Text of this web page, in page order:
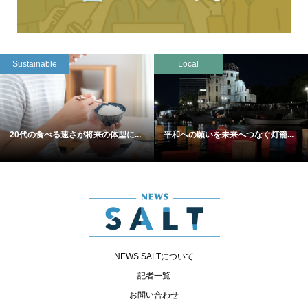
Sustainable
20代の食べる速さが将来の体型に...
Local
平和への願いを未来へつなぐ灯籠...
NEWS SALTについて
記者一覧
お問い合わせ